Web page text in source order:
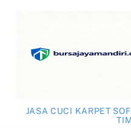
JASA CUCI KARPET